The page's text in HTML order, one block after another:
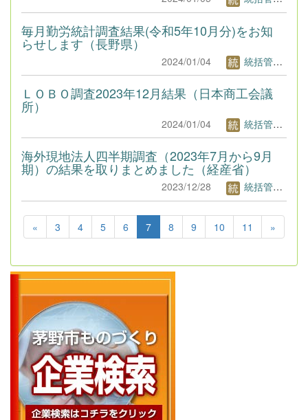
毎月勤労統計調査結果(令和5年10月分)をお知
らせします（長野県）
2024/01/04 統括管理者1
ＬＯＢＯ調査2023年12月結果（日本商工会議
所）
2024/01/04 統括管理者1
海外現地法人四半期調査（2023年7月から9月
期）の結果を取りまとめました（経産省）
2023/12/28 統括管理者1
« 3 4 5 6 7 8 9 10 11 »